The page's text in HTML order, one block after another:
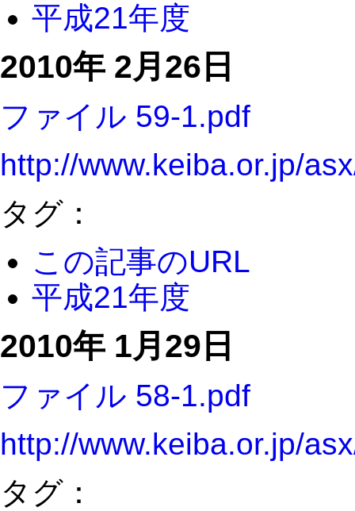
平成21年度
2010年 2月26日
ファイル 59-1.pdf
http://www.keiba.or.jp/
タグ：
この記事のURL
平成21年度
2010年 1月29日
ファイル 58-1.pdf
http://www.keiba.or.jp/
タグ：